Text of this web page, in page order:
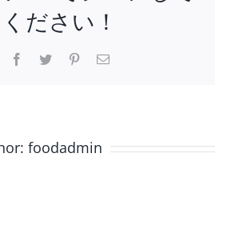
ください！
Facebook
Twitter Pinterest
電
foodadmin